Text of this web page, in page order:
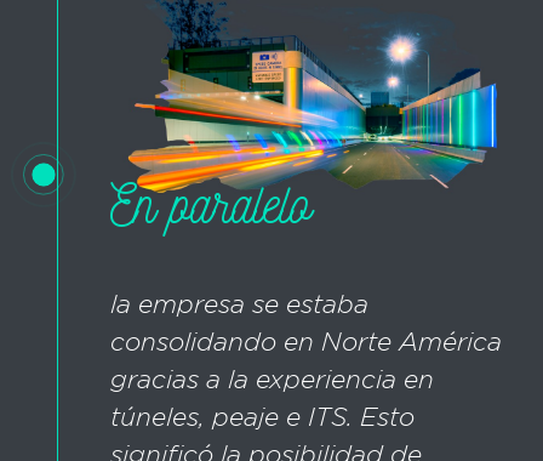
En paralelo
la empresa se estaba
consolidando en Norte América
gracias a la experiencia en
túneles, peaje e ITS. Esto
significó la posibilidad de